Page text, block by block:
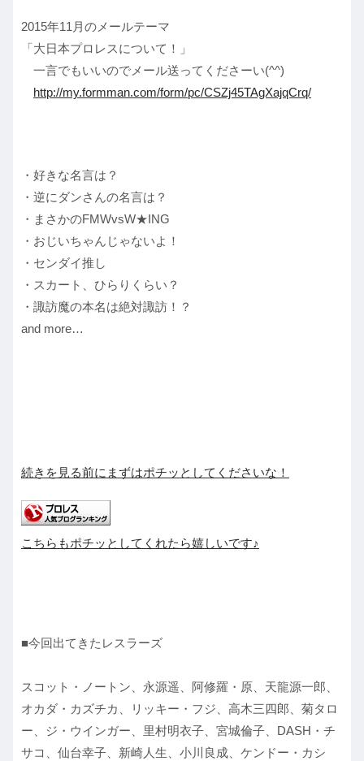
2015年11月のメールテーマ
「大日本プロレスについて！」
一言でもいいのでメール送ってくださーい(^^)
http://my.formman.com/form/pc/CSZj45TAgXajqCrq/
・好きな名言は？
・逆にダンさんの名言は？
・まさかのFMWvsW★ING
・おじいちゃんじゃないよ！
・センダイ推し
・スカート、ひらりくらい？
・諏訪魔の本名は絶対諏訪！？
and more…
続きを見る前にまずはポチッとしてくださいな！
こちらもポチッとしてくれたら嬉しいです♪
■今回出てきたレスラーズ
スコット・ノートン、永源遥、阿修羅・原、天龍源一郎、
オカダ・カズチカ、リッキー・フジ、高木三四郎、菊タロ
ー、ジ・ウインガー、里村明衣子、宮城倫子、DASH・チ
サコ、仙台幸子、新崎人生、小川良成、ケンドー・カシ